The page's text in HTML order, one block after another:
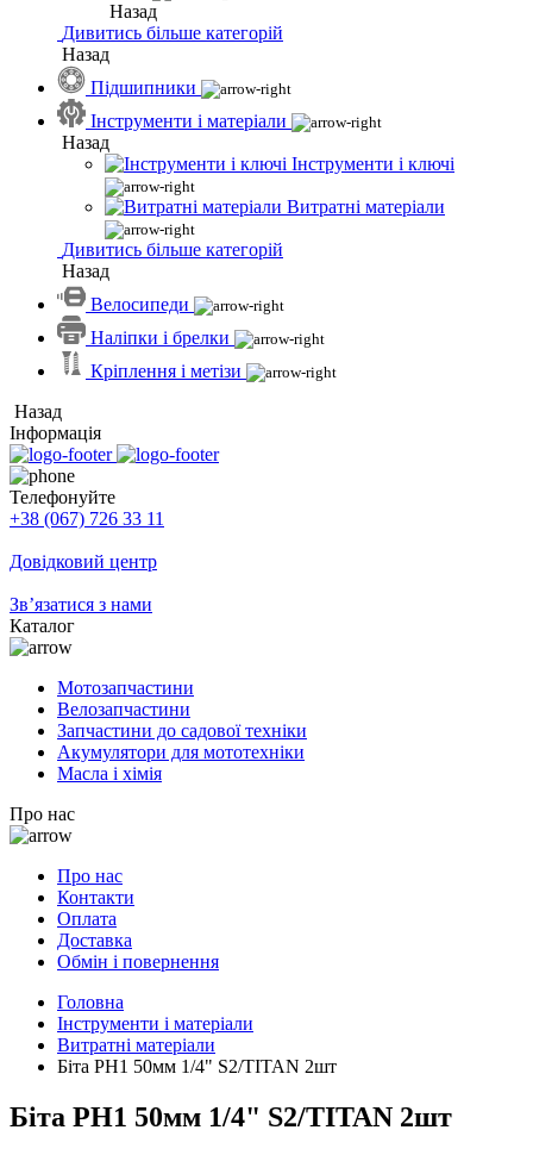
Назад
Дивитись більше категорій
Назад
Підшипники
Інструменти і матеріали
Назад
Інструменти і ключі
Витратні матеріали
Дивитись більше категорій
Назад
Велосипеди
Наліпки і брелки
Кріплення і метізи
Назад
Інформація
Телефонуйте
+38 (067) 726 33 11
Довідковий центр
Зв’язатися з нами
Каталог
Мотозапчастини
Велозапчастини
Запчастини до садової техніки
Акумулятори для мототехніки
Масла і хімія
Про нас
Про нас
Контакти
Оплата
Доставка
Обмін і повернення
Головна
Інструменти і матеріали
Витратні матеріали
Біта PH1 50мм 1/4" S2/TITAN 2шт
Біта PH1 50мм 1/4" S2/TITAN 2шт